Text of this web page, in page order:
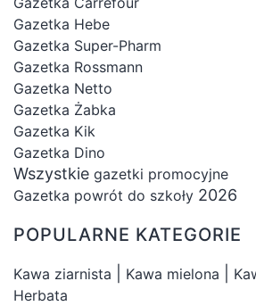
Gazetka Hebe
Gazetka Super-Pharm
Gazetka Rossmann
Gazetka Netto
Gazetka Żabka
Gazetka Kik
Gazetka Dino
Wszystkie gazetki promocyjne
Gazetka powrót do szkoły 2026
POPULARNE KATEGORIE
Kawa ziarnista Kawa mielona
Herbata